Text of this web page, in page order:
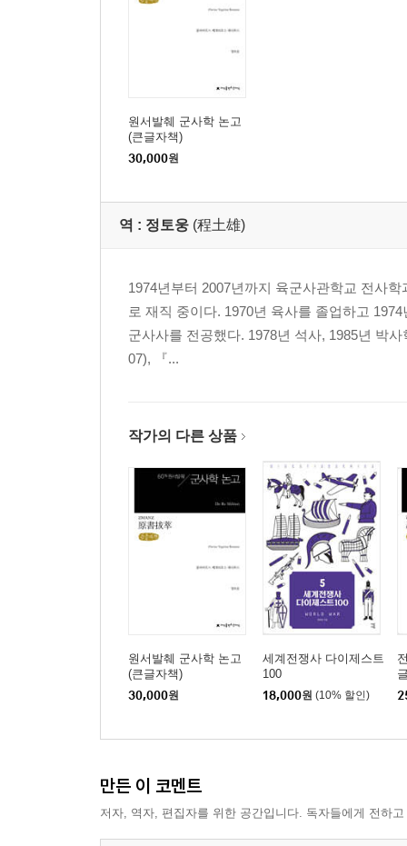
군단의 전투 대형
방패에 새긴 병사의 이름
기록과 회계
군단의 군악대
군단의 장비와 도구들
제3권 전투를 위한 부대 배치
반란 예방 방법
적 가까이에서의 행군
방어 방법의 다양성
하천 건너기
신병과 훈련 부족 병사들을 다루는 방법
적에 대한 공격
전장의 선택
원서발췌 군사학 논고
(큰글자책)
30,000원
역 : 정토웅 (程土雄)
1974년부터 2007년까지 육군사관학교 전사
로 재직 중이다. 1970년 육사를 졸업하고
군사사를 전공했다. 1978년 석사, 1985년 박
07), 『...
작가의 다른 상품
원서발췌 군사학 논고
(큰글자책)
30,000원
세계전쟁사 다이제스트
100
18,000원 (10% 할인)
만든 이 코멘트
저자, 역자, 편집자를 위한 공간입니다. 독자들에게 전하